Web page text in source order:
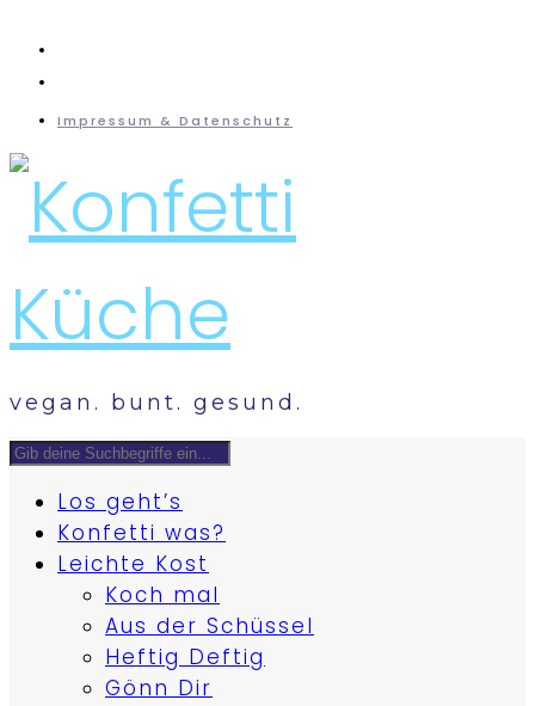
Impressum & Datenschutz
vegan. bunt. gesund.
Los geht’s
Konfetti was?
Leichte Kost
Koch mal
Aus der Schüssel
Heftig Deftig
Gönn Dir